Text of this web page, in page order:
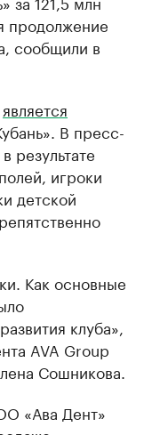
продолжение
сообщили в
является
В пресс-
результате
игроки
детской
Как основные
клуба»,
AVA Group
Сошникова.
«Ава Дент»